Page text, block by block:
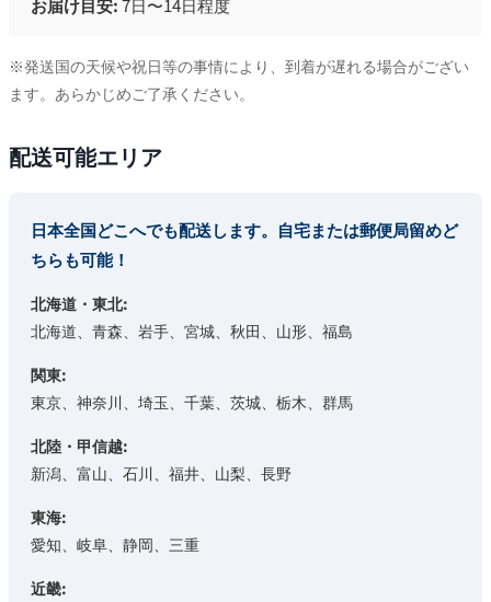
※発送国の天候や祝日等の事情により、到着が遅れる場合がござい
ます。あらかじめご了承ください。
配送可能エリア
日本全国どこへでも配送します。自宅または郵便局留めど
ちらも可能！
北海道・東北:
北海道、青森、岩手、宮城、秋田、山形、福島
関東:
東京、神奈川、埼玉、千葉、茨城、栃木、群馬
北陸・甲信越:
新潟、富山、石川、福井、山梨、長野
東海:
愛知、岐阜、静岡、三重
近畿: